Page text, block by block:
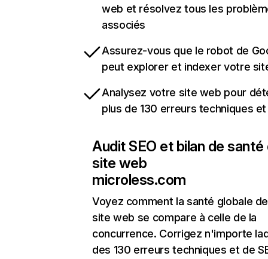
web et résolvez tous les
associés
Assurez-vous que le robot de
peut explorer et indexer votre
Analysez votre site web pour
plus de 130 erreurs techniques et
Audit SEO et bilan de santé
site web
microless.com
Voyez comment la santé globale
site web se compare à celle de la
concurrence. Corrigez n'importe
des 130 erreurs techniques et de